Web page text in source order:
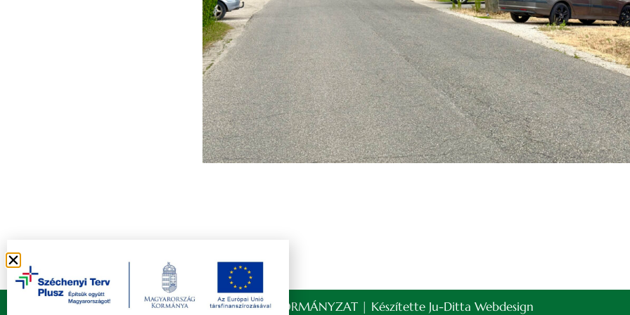
Copyright © 2021 FELSŐZSOLCA ÖNKORMÁNYZAT | Készítette Ju-Ditta Webdesign